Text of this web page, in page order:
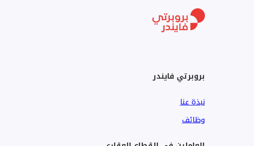
محلات تجارية (Retail)
مكاتب إدارية (Office Spaces)
مطاعم وكافيهات عالمية
وحدات خدمية ومساحات مفتوحة للزوار
بروبرتي فايندر
نبذة عنا
وظائف